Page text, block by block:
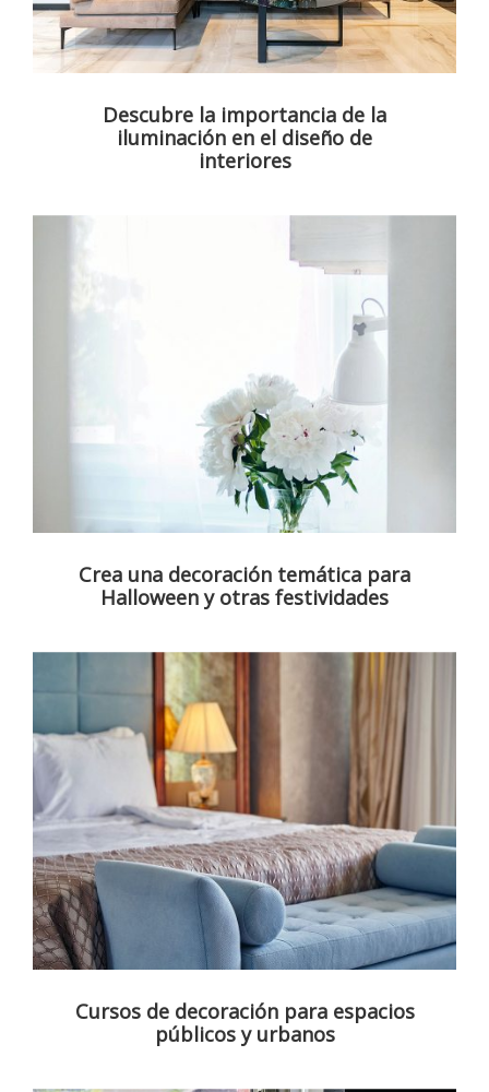
Descubre la importancia de la
iluminación en el diseño de
interiores
Crea una decoración temática para
Halloween y otras festividades
Cursos de decoración para espacios
públicos y urbanos